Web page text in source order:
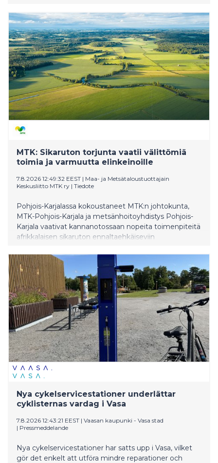
pienet koululaiset aloittavat koulutiensä. Kun koulut
alkavat, katukuvassa tutuksi tulleet S-kaupat-palvelun
ruokarobotit kerääntyvät myymälöiden lähistölle
muistuttamaan erityisesti aikuisia valppaudesta, kun
liikenteessä on paljon pieniä kulkijoita. Tempaukseen
osallistuu noin 650 robottia eri puolella Suomea ja
kymmenen robottia Suur-Seudun Osuuskauppa
SSO:n alueella. Liikenneturva muistuttaa, että katseen
siirtyminen pois liikennetilanteesta on kaikkein
riskialtteinta. Aikuisilla on vastuu lasten turvallisuudesta
liikenteessä. – On tärkeää, että jokainen lapsi voi lähteä
koulumatkalle turvallisin mielin. Liikenteessä asiat
huomaamatta katseen ollessa pois liikenteestä ja se
MTK: Sikaruton torjunta vaatii välittömiä
toimia ja varmuutta elinkeinoille
7.8.2026 12:49:32 EEST | Maa- ja Metsätaloustuottajain
Keskusliitto MTK ry | Tiedote
Pohjois-Karjalassa kokoustaneet MTK:n johtokunta,
MTK-Pohjois-Karjala ja metsänhoitoyhdistys Pohjois-
Karjala vaativat kannanotossaan nopeita toimenpiteitä
afrikkalaisen sikaruton ennaltaehkäiseviin
koskemaan koko itärajan aluetta sekä tiedotettava
metsästäjiä riskeistä kyyhkyn, sorsan ja karhun
metsästyksen alkaessa.
Nya cykelservicestationer underlättar
cyklisternas vardag i Vasa
7.8.2026 12:43:21 EEST | Vaasan kaupunki - Vasa stad
| Pressmeddelande
Nya cykelservicestationer har satts upp i Vasa, vilket
gör det enkelt att utföra mindre reparationer och